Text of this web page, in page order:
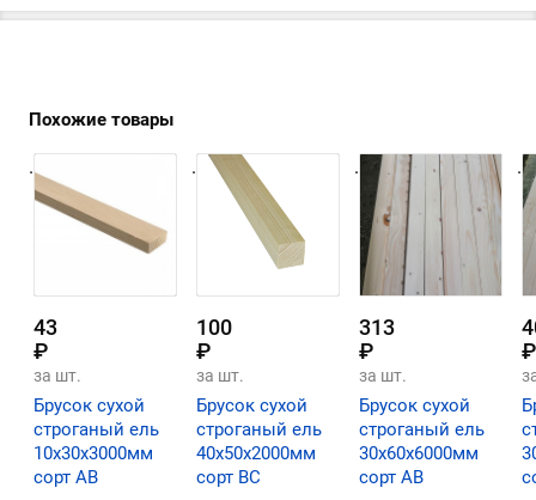
Похожие товары
.
43
₽
за шт.
Брусок сухой
строганый ель
10х30х3000мм
сорт АВ
.
100
₽
за шт.
Брусок сухой
строганый ель
40х50х2000мм
сорт ВС
.
313
₽
за шт.
Брусок сухой
строганый ель
30х60х6000мм
сорт АВ
.
₽